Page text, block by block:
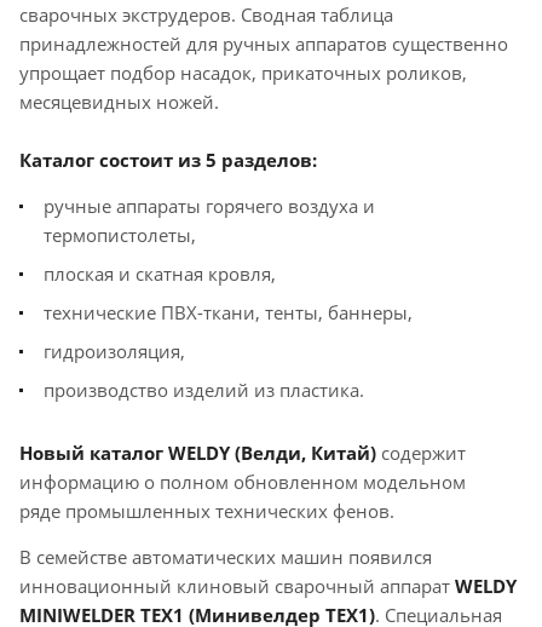
сварочных экструдеров. Сводная таблица
принадлежностей для ручных аппаратов существенно
упрощает подбор насадок, прикаточных роликов,
месяцевидных ножей.
Каталог состоит из 5 разделов:
ручные аппараты горячего воздуха и
термопистолеты,
плоская и скатная кровля,
технические ПВХ-ткани, тенты, баннеры,
гидроизоляция,
производство изделий из пластика.
Новый каталог WELDY (Велди, Китай) содержит
информацию о полном обновленном модельном
ряде промышленных технических фенов.
В семействе автоматических машин появился
инновационный клиновый сварочный аппарат WELDY
MINIWELDER TEX1 (Минивелдер TEX1). Специальная